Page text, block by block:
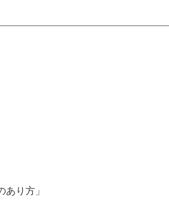
あり方」